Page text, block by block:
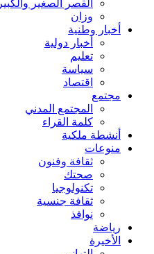
القصر الصغير والكبير
وزان
أخبار وطنية
أخبار دولية
تعليم
سياسة
اقتصاد
مجتمع
المجتمع المدني
كلمة القراء
أنشطة ملكية
منوعات
ثقافة وفنون
صحتك
تكنولوجيا
ثقافة جنسية
نوافذ
رياضة
الأخيرة